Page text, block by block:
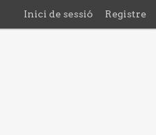
Inici de sessió Registre